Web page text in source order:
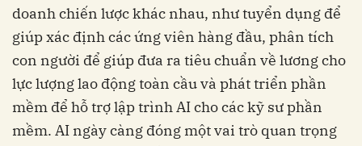
doanh chiến lược khác nhau, như tuyển dụng để
giúp xác định các ứng viên hàng đầu, phân tích
con người để giúp đưa ra tiêu chuẩn về lương cho
lực lượng lao động toàn cầu và phát triển phần
mềm để hỗ trợ lập trình AI cho các kỹ sư phần
mềm. AI ngày càng đóng một vai trò quan trọng